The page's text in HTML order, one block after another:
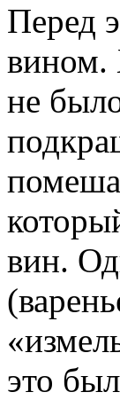
Перед
вином.
не
вин.
это